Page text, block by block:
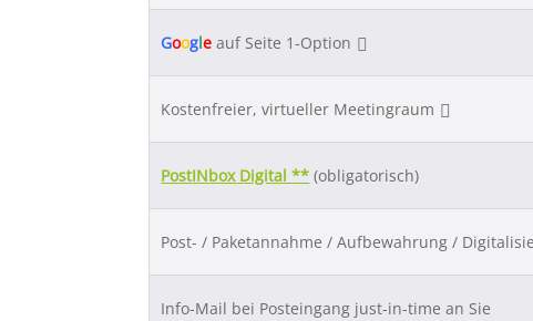
Google auf Seite 1-Option
Kostenfreier, virtueller Meetingraum
PostINbox Digital ** (obligatorisch)
Post- / Paketannahme / Aufbewahrung /
Info-Mail bei Posteingang just-in-time an Sie